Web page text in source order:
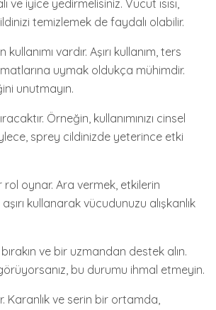
ve iyice yedirmelisiniz. Vücut ısısı,
temizlemek de faydalı olabilir.
vardır. Aşırı kullanım, ters
uymak oldukça mühimdir.
unutmayın.
Örneğin, kullanımınızı cinsel
sprey cildinizde yeterince etki
rol oynar. Ara vermek, etkilerin
kullanarak vücudunuzu alışkanlık
ve bir uzmandan destek alın.
bu durumu ihmal etmeyin.
Karanlık ve serin bir ortamda,